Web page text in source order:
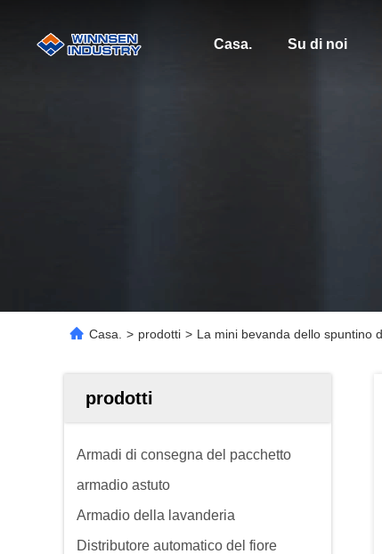
Casa. Su di noi
Casa. > prodotti > La mini bevanda dello spuntino
prodotti
Armadi di consegna del pacchetto
armadio astuto
Armadio della lavanderia
Distributore automatico del fiore